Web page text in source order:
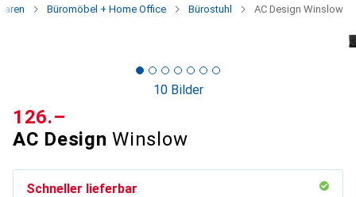
Büromöbel + Home Office Bürostuhl AC Design Winslow
10 Bilder
AC Design Winslow
CHF
126.–
Schneller lieferbar